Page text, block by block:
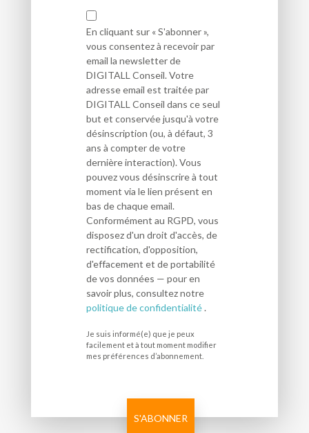
En cliquant sur « S'abonner »,
vous consentez à recevoir par
email la newsletter de
DIGITALL Conseil. Votre
adresse email est traitée par
DIGITALL Conseil dans ce seul
but et conservée jusqu'à votre
désinscription (ou, à défaut, 3
ans à compter de votre
dernière interaction). Vous
pouvez vous désinscrire à tout
moment via le lien présent en
bas de chaque email.
Conformément au RGPD, vous
disposez d'un droit d'accès, de
rectification, d'opposition,
d'effacement et de portabilité
de vos données — pour en
savoir plus, consultez notre
politique de confidentialité.
Je suis informé(e) que je peux
facilement et à tout moment modifier
mes préférences d’abonnement.